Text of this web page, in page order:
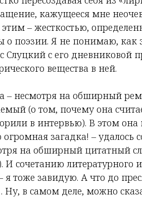
кажущееся мне
– жесткостью,
о поэзии. Я не понимаю, как
с его дневниковой
вещества в ней.
– несмотря на обширный
(о том, почему она
в интервью). В этом она
загадка! – удалось
на обширный цитатный
сочетанию литературного и
я тоже завидую. А что до
Ну, в самом деле, можно